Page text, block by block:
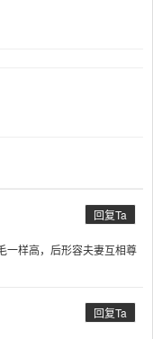
回复Ta
一样高，后形容夫妻互相尊
回复Ta